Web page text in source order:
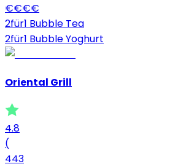
€€€€
2für1 Bubble Tea
2für1 Bubble Yoghurt
Oriental Grill
4.8
(
443